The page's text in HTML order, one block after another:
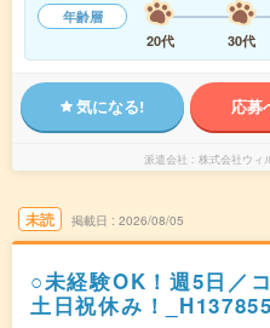
年齢層
20代
30代
気になる! 応募
派遣会社 株式会社ウ
未読 掲載日 2026/08/05
○未経験OK！週5日／
土日祝休み！_H137855